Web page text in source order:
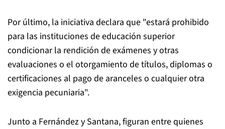
Por último, la iniciativa declara que "estará prohibido
para las instituciones de educación superior
condicionar la rendición de exámenes y otras
evaluaciones o el otorgamiento de títulos, diplomas o
certificaciones al pago de aranceles o cualquier otra
exigencia pecuniaria".
Junto a Fernández y Santana, figuran entre quienes